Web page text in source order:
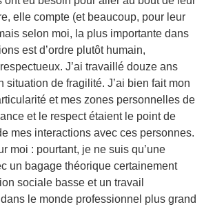
elle compte (et beaucoup, pour leur
selon moi, la plus importante dans
est d’ordre plutôt humain,
J’ai travaillé douze ans
situation de fragilité. J’ai bien fait mon
et mes zones personnelles de
et le respect étaient le point de
mes interactions avec ces personnes.
moi : pourtant, je ne suis qu’une
un bagage théorique certainement
sociale basse et un travail
le monde professionnel plus grand